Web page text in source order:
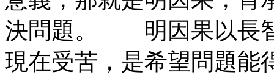
決問題。 明因果以長
現在受苦，是希望問題能